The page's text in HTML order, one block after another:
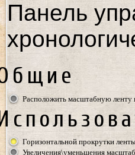
Панель
Расположить масштабную ленту
Горизонтальной прокрутки
Увеличения\уменьшения